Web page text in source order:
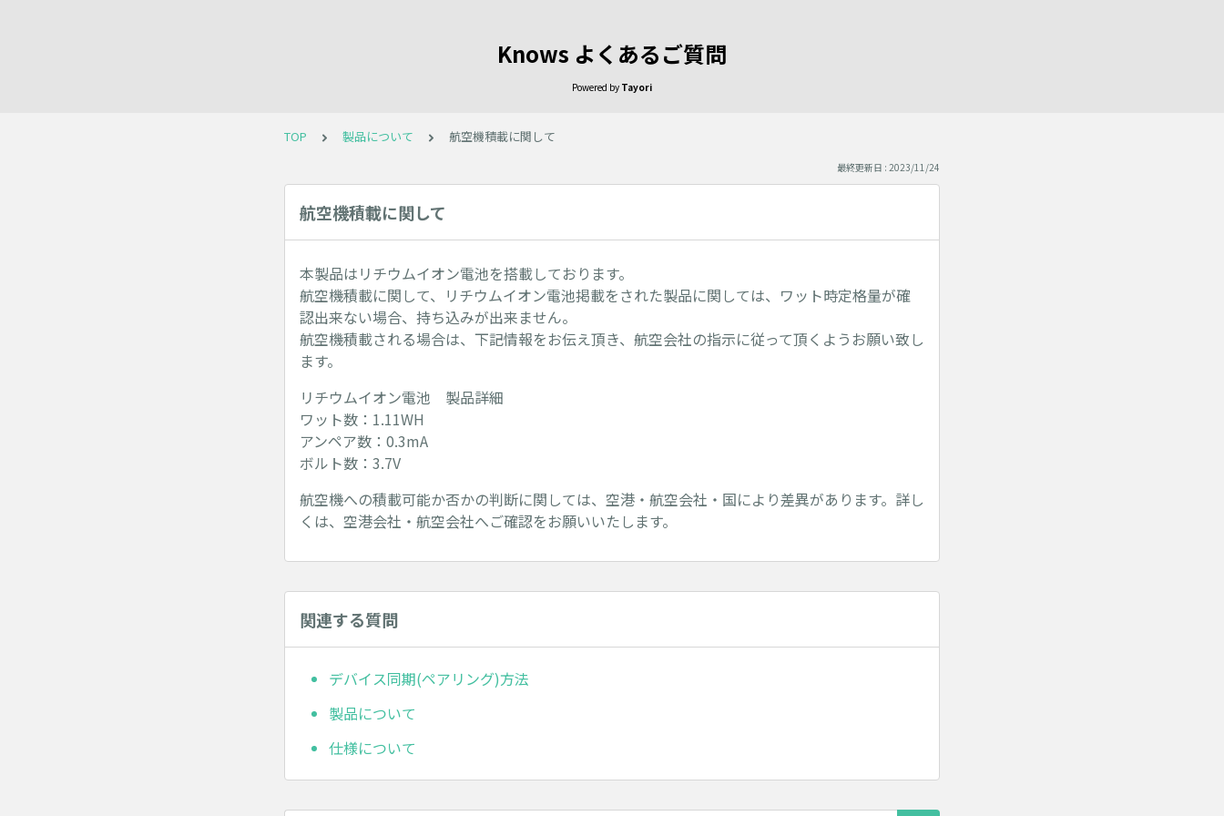
Knows よくあるご質問
Powered by Tayori
TOP 製品について 航空機積載に関して
最終更新日 : 2023/11/24
航空機積載に関して
本製品はリチウムイオン電池を搭載しております。
航空機積載に関して、リチウムイオン電池掲載をされた製品に関しては、ワット時定格量が確
認出来ない場合、持ち込みが出来ません。
航空機積載される場合は、下記情報をお伝え頂き、航空会社の指示に従って頂くようお願い致し
ます。
リチウムイオン電池 製品詳細
ワット数：1.11WH
アンペア数：0.3mA
ボルト数：3.7V
航空機への積載可能か否かの判断に関しては、空港・航空会社・国により差異があります。詳し
くは、空港会社・航空会社へご確認をお願いいたします。
関連する質問
デバイス同期(ペアリング)方法
製品について
仕様について